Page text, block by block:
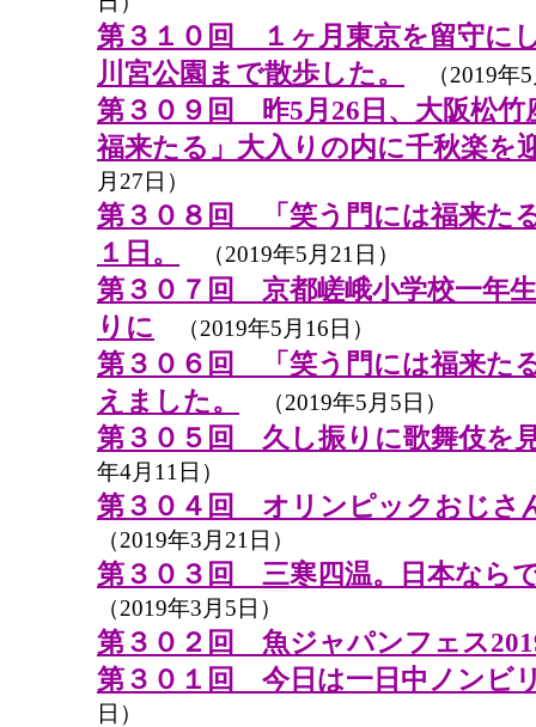
第３１０回 １ヶ月東京を留守に
川宮公園まで散歩した。
（2019年5
第３０９回 昨5月26日、大阪松竹
福来たる」大入りの内に千秋楽を
月27日）
第３０８回 「笑う門には福来た
１日。
（2019年5月21日）
第３０７回 京都嵯峨小学校一年
りに （2019年5月16日）
第３０６回 「笑う門には福来た
えました。
（2019年5月5日）
第３０５回 久し振りに歌舞伎を
年4月11日）
第３０４回 オリンピックおじさ
（2019年3月21日）
第３０３回 三寒四温。日本なら
（2019年3月5日）
第３０２回 魚ジャパンフェス
第３０１回 今日は一日中ノンビ
日）